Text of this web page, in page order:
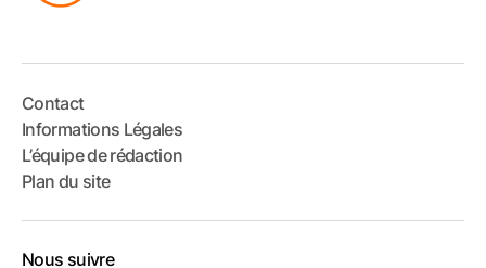
Contact
Informations Légales
L’équipe de rédaction
Plan du site
Nous suivre